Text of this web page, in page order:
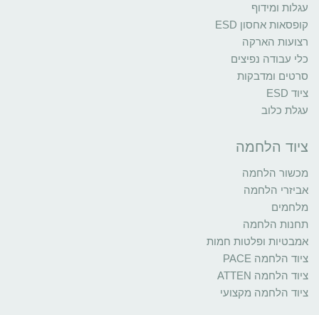
עגלות ומידוף
קופסאות אחסון ESD
רצועות הארקה
כלי עבודה נפיצים
סרטים ומדבקות
ציוד ESD
עגלת כלוב
ציוד הלחמה
מכשור הלחמה
אביזרי הלחמה
מלחמים
תחנות הלחמה
אמבטיות ופלטות חמות
ציוד הלחמה PACE
ציוד הלחמה ATTEN
ציוד הלחמה מקצועי